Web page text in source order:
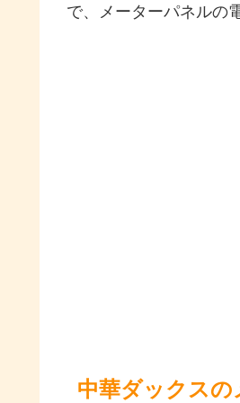
で、メーターパネルの
中華ダックスの